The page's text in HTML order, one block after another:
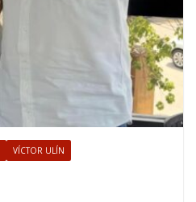
VÍCTOR ULÍN